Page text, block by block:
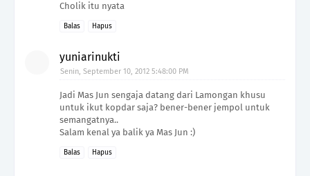
Cholik itu nyata
Balas Hapus
yuniarinukti
Senin, September 10, 2012 5:48:00 PM
Jadi Mas Jun sengaja datang dari Lamongan khusu
untuk ikut kopdar saja? bener-bener jempol untuk
semangatnya..
Salam kenal ya balik ya Mas Jun :)
Balas Hapus